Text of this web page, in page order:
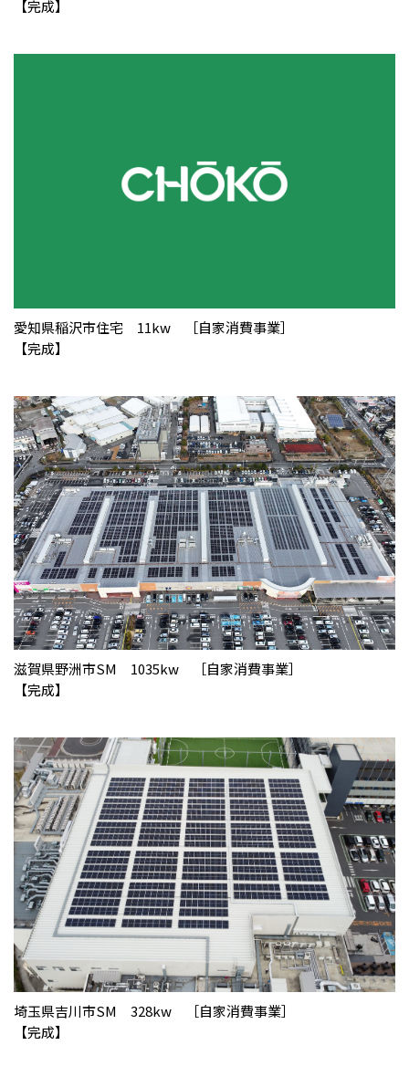
【完成】
愛知県稲沢市住宅 11kw ［自家消費事業］
【完成】
滋賀県野洲市SM 1035kw ［自家消費事業］
【完成】
埼玉県吉川市SM 328kw ［自家消費事業］
【完成】